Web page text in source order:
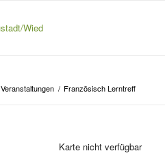
Veranstaltungen / Französisch Lerntreff
Karte nicht verfügbar